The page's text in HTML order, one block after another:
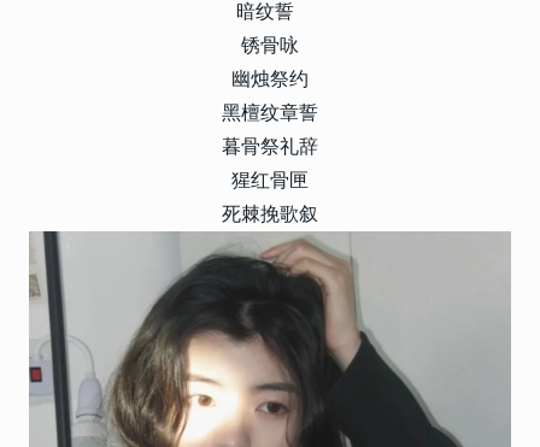
暗纹誓
锈骨咏
幽烛祭约
黑檀纹章誓
暮骨祭礼辞
猩红骨匣
死棘挽歌叙